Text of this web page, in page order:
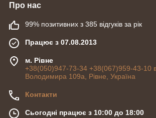
Про нас
99% позитивних з 385 відгуків за рік
Працює з 07.08.2013
м. Рівне
+38(050)947-73-34 +38(067)959-43-10
Володимира 109а, Рівне, Україна
Контакти
Сьогодні працює з 10:00 до 18:00